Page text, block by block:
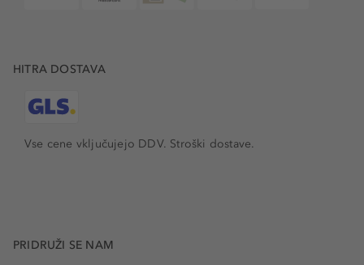
HITRA DOSTAVA
Vse cene vključujejo DDV. Stroški dostave.
PRIDRUŽI SE NAM